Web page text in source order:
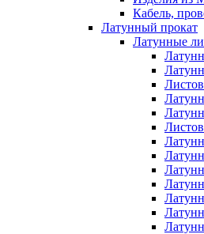
Кабель,
Латунный прокат
Латунные